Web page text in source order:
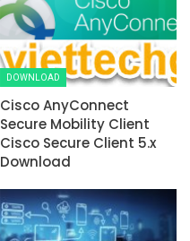
DOWNLOAD
Cisco AnyConnect
Secure Mobility Client
Cisco Secure Client 5.x
Download